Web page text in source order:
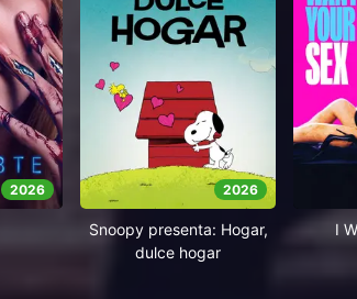
2026 2026
Snoopy presenta: Hogar,
dulce hogar
I